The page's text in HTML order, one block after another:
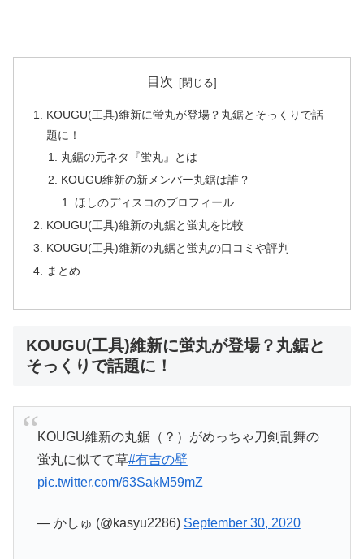
目次
KOUGU(工具)維新に蛍丸が登場？丸鋸とそっくりで話
題に！
丸鋸の元ネタ『蛍丸』とは
KOUGU維新の新メンバー丸鋸は誰？
ほしのディスコのプロフィール
KOUGU(工具)維新の丸鋸と蛍丸を比較
KOUGU(工具)維新の丸鋸と蛍丸の口コミや評判
まとめ
KOUGU(工具)維新に蛍丸が登場？丸鋸と
そっくりで話題に！
KOUGU維新の丸鋸（？）がめっちゃ刀剣乱舞の
蛍丸に似てて草#有吉の壁
pic.twitter.com/63SakM59mZ
— かしゅ (@kasyu2286) September 30, 2020